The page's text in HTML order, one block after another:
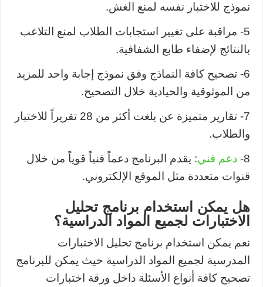
نموذج للاختبار نفسه لمنع الغش.
5- مراقبة على تغيير استجابات الطلاب لمنع التلاعب
بالنتائج لإضفاء طابع الشفافية.
6- تصحيح كافة النماذج وفق نموذج إجابة واحد للمزيد
من الموثوقية والحيادية خلال التصحيح.
7- تقارير متميزة عن بلغت أكثر من 28 تقريراً للاختبار
والطلاب.
8- دعم فني: يقدم البرنامج دعماً فنياً قوياً من خلال
قنوات متعددة مثل الموقع الإلكتروني.
هل يمكن استخدام برنامج تحليل
الاختبارات لجميع المواد الدراسية؟
نعم يمكن استخدام برنامج تحليل الاختبارات
المدرسية لجميع المواد الدراسية حيث يمكن للبرنامج
تصحيح كافة أنواع الأسئلة داخل ورقة اختبارات